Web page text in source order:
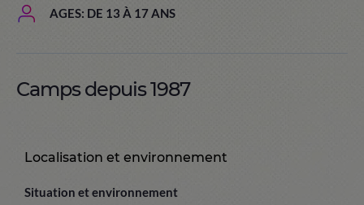
AGES: DE 13 À 17 ANS
Camps depuis 1987
Localisation et environnement
Situation et environnement